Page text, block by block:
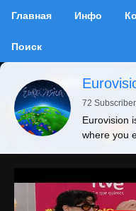
Главная Инфо
Поиск
72
Eurovision
where you